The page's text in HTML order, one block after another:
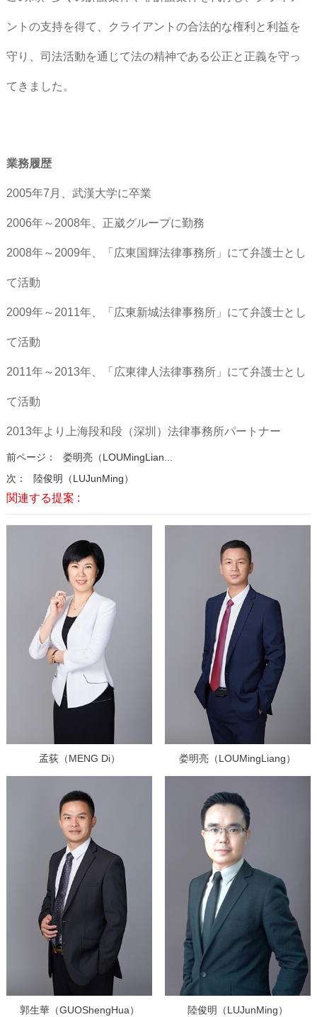
ントの支持を得て、クライアントの合法的な権利と利益を
守り、司法活動を通じて法の精神である公正と正義を守っ
てきました。
業務履歴
2005年7月、武漢大学に卒業
2006年～2008年、正崴グループに勤務
2008年～2009年、「広東国輝法律事務所」にて弁護士とし
て活動
2009年～2011年、「広東新城法律事務所」にて弁護士とし
て活動
2011年～2013年、「広東律人法律事務所」にて弁護士とし
て活動
2013年より上海段和段（深圳）法律事務所パートナー
前ページ：
娄明亮（LOUMingLian...
次：
陸俊明（LUJunMing）
関連する提案 :
孟荻（MENG Di） 娄明亮（LOUMingLiang）
郭生華（GUOShengHua） 陸俊明（LUJunMing）